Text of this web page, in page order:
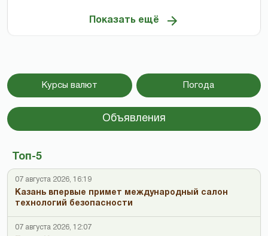
Показать ещё
Курсы валют Погода
Объявления
Топ-5
07 августа 2026, 16:19
Казань впервые примет международный салон
технологий безопасности
07 августа 2026, 12:07